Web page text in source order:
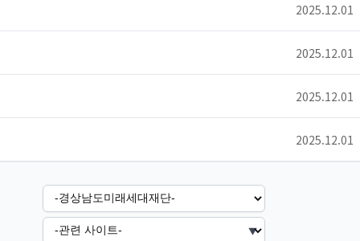
2025.12.01
2025.12.01
2025.12.01
2025.12.01
▼